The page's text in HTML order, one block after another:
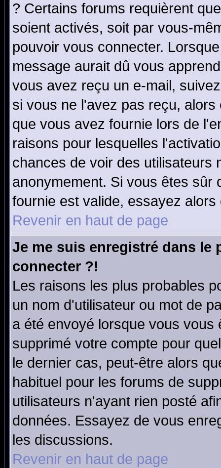
? Certains forums requièrent
soient activés, soit par vous-
pouvoir vous connecter.
message aurait dû vous
vous avez reçu un e-mail,
si vous ne l'avez pas reçu,
que vous avez fournie lors de
raisons pour lesquelles
chances de voir des utilisateurs
anonymement. Si vous êtes sûr
fournie est valide, essayez
Revenir en haut de page
Je me suis enregistré dans le
connecter ?!
Les raisons les plus probables
un nom d'utilisateur ou mot de
a été envoyé lorsque vous
supprimé votre compte pour
le dernier cas, peut-être alors
habituel pour les forums de
utilisateurs n'ayant rien posté
données. Essayez de vous
les discussions.
Revenir en haut de page